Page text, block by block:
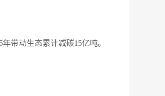
带动生态累计减碳15亿吨。